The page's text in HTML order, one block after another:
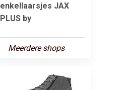
enkellaarsjes JAX
PLUS by
Meerdere shops